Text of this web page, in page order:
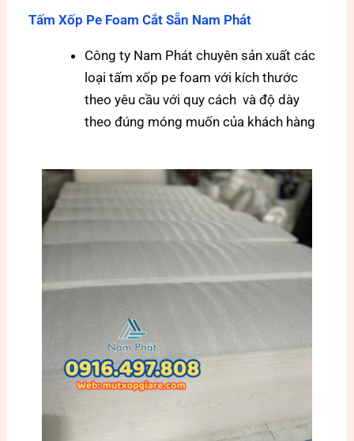
Tấm Xốp Pe Foam Cắt Sẵn Nam Phát
Công ty Nam Phát chuyên sản xuất các
loại tấm xốp pe foam với kích thước
theo yêu cầu với quy cách và độ dày
theo đúng móng muốn của khách hàng